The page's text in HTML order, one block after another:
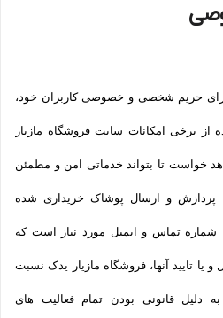
برای حریم شخصی و خصوصی کاربران خود،
از برخی امکانات سایت فروشگاه مازیار
خواست تا بتواند خدماتی امن و مطمئن
پردازش و ارسال پوشاک خریداری شده
شماره تماس و ایمیل مورد نیاز است که
تایید آنها، فروشگاه مازیار یدک نسبت
دلیل قانونی بودن تمام فعالیت های